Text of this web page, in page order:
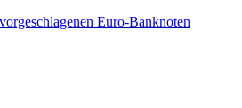
Euro-Banknoten